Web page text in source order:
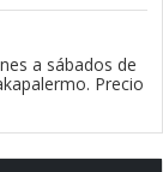
a sábados de
Precio